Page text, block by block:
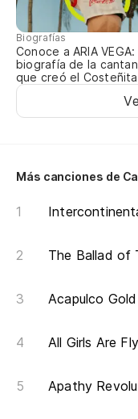
Biografías
Conoce a ARIA VEGA:
biografía de la
que creó el
Más canciones de
The Ballad of
Acapulco Gold
All Girls Are Fly
Apathy